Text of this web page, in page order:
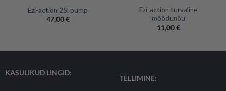
Ezi-action 25l pump
47,00€
Ezi-action turvaline
mõõdunõu
11,00€
KASULIKUD LINGID:
TELLIMINE: